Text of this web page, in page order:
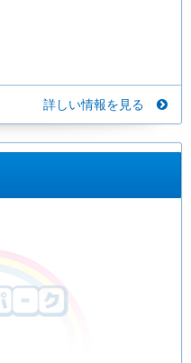
詳しい情報を見る